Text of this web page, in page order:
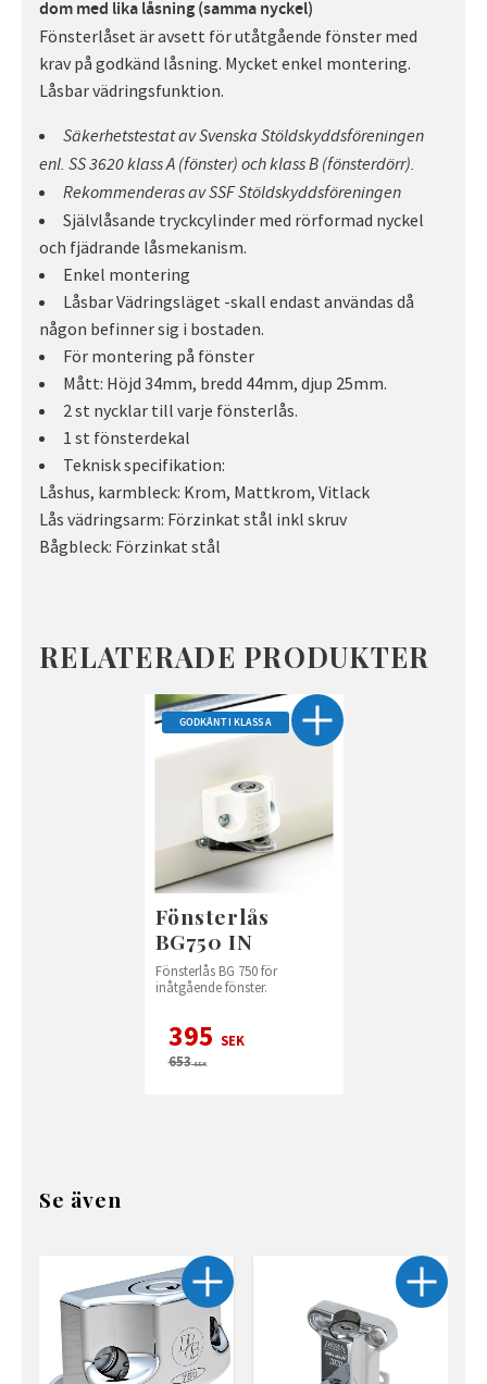
dom med lika låsning (samma nyckel)
Fönsterlåset är avsett för utåtgående fönster med
krav på godkänd låsning. Mycket enkel montering.
Låsbar vädringsfunktion.
Säkerhetstestat av Svenska Stöldskyddsföreningen
enl. SS 3620 klass A (fönster) och klass B (fönsterdörr).
Rekommenderas av SSF Stöldskyddsföreningen
Självlåsande tryckcylinder med rörformad nyckel
och fjädrande låsmekanism.
Enkel montering
Låsbar Vädringsläget -skall endast användas då
någon befinner sig i bostaden.
För montering på fönster
Mått: Höjd 34mm, bredd 44mm, djup 25mm.
2 st nycklar till varje fönsterlås.
1 st fönsterdekal
Teknisk specifikation:
Låshus, karmbleck: Krom, Mattkrom, Vitlack
Lås vädringsarm: Förzinkat stål inkl skruv
Bågbleck: Förzinkat stål
RELATERADE PRODUKTER
Fönsterlås
BG750 IN
Fönsterlås BG 750 för
inåtgående fönster.
395 SEK
653SEK
GODKÄNT I KLASS A
Se även